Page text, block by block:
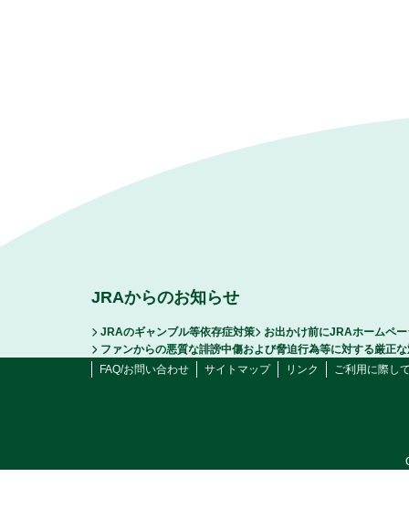
JRAからのお知らせ
JRAのギャンブル等依存症対策
お出かけ前にJRAホームペ
ファンからの悪質な誹謗中傷および脅迫行為等に対する厳正
FAQ/お問い合わせ
サイトマップ リンク ご利用に際し